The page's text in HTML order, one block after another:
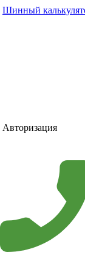
Шинный
Авторизация